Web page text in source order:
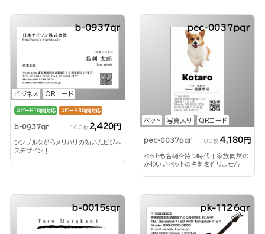
ビジネス QRコード
b-0937qr
スピード1時間対応 スピード3時間対応
b-0937qr 100枚 2,420円
シンプルながらメリハリの効いたビジネ
スデザイン！
ペット 写真入り QRコード
pec-0037pqr
pec-0037pqr 100枚 4,180円
ペットも名刺を持つ時代！家族同然の
かわいいペットの名刺を作りません
b-0015sqr pk-1126qr